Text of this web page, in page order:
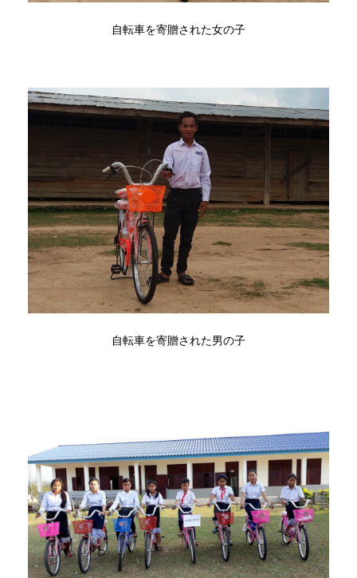
自転車を寄贈された女の子
自転車を寄贈された男の子